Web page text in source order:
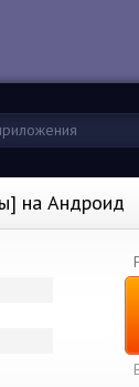
на Андроид